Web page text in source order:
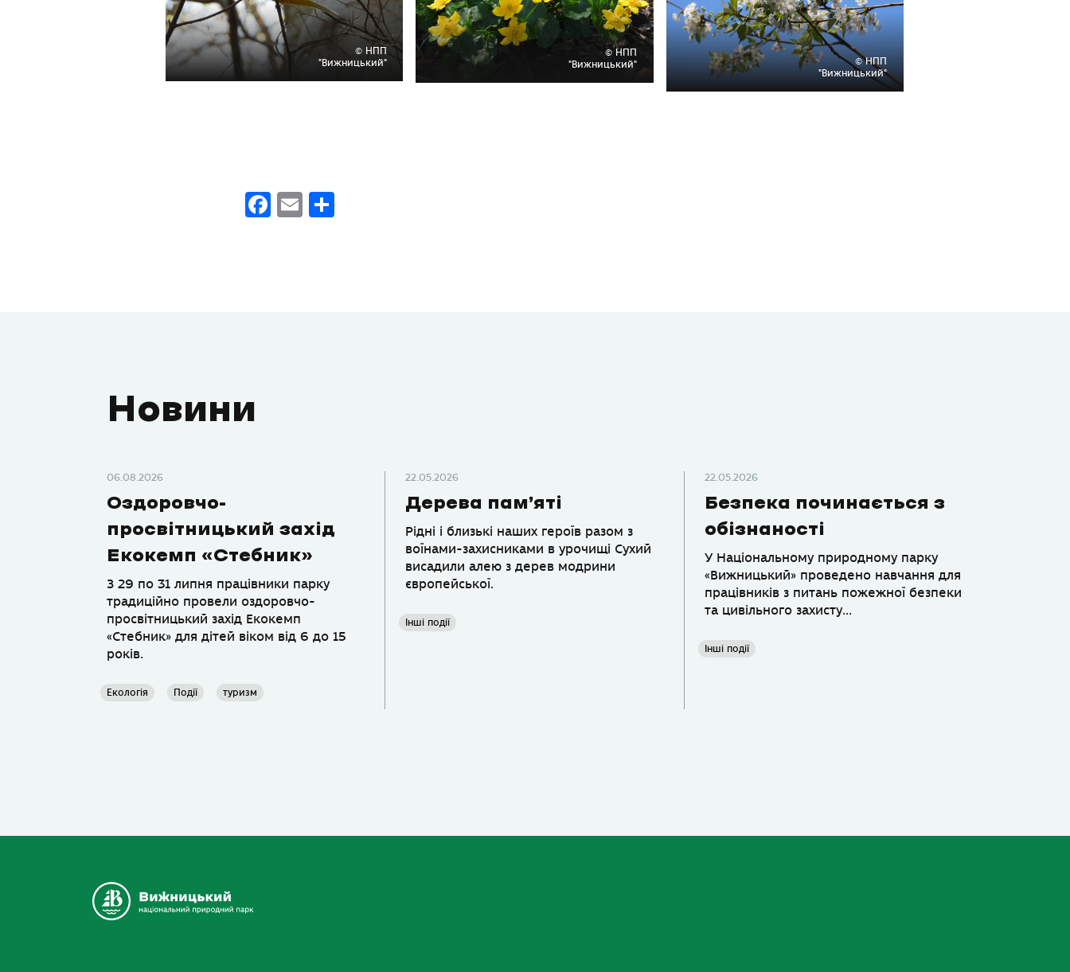
© НПП
"Вижницький"
© НПП
"Вижницький"
© НПП
"Вижницький"
Facebook
EmailПоділитися
Новини
06.08.2026
Оздоровчо-
просвітницький захід
Екокемп «Стебник»
З 29 по 31 липня працівники парку
традиційно провели оздоровчо-
просвітницький захід Екокемп
«Стебник» для дітей віком від 6 до 15
років.
Екологія Події туризм
22.05.2026
Дерева пам’яті
Рідні і близькі наших героїв разом з
воїнами-захисниками в урочищі Сухий
висадили алею з дерев модрини
європейської.
Інші події
22.05.2026
Безпека починається з
обізнаності
У Національному природному парку
«Вижницький» проведено навчання для
працівників з питань пожежної безпеки
та цивільного захисту...
Інші події